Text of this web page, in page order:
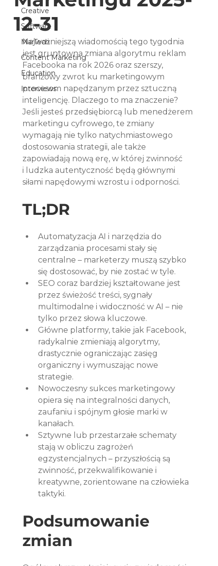
Creative
Software
MarTech
Content Marketing
Education
Interviews
12-31
Najważniejszą wiadomością tego tygodnia
jest gruntowna zmiana algorytmu reklam
Facebooka na rok 2026 oraz szerszy,
branżowy zwrot ku marketingowym
procesom napędzanym przez sztuczną
inteligencję. Dlaczego to ma znaczenie?
Jeśli jesteś przedsiębiorcą lub menedżerem
marketingu cyfrowego, te zmiany
wymagają nie tylko natychmiastowego
dostosowania strategii, ale także
zapowiadają nową erę, w której zwinność
i ludzka autentyczność będą głównymi
siłami napędowymi wzrostu i odporności.
TL;DR
Automatyzacja AI i narzędzia do
zarządzania procesami stały się
centralne – marketerzy muszą szybko
się dostosować, by nie zostać w tyle.
SEO coraz bardziej kształtowane jest
przez świeżość treści, sygnały
multimodalne i widoczność w AI – nie
tylko przez słowa kluczowe.
Główne platformy, takie jak Facebook,
radykalnie zmieniają algorytmy,
drastycznie ograniczając zasięg
organiczny i wymuszając nowe
strategie.
Nowoczesny sukces marketingowy
opiera się na integralności danych,
zaufaniu i spójnym głosie marki w
kanałach.
Sztywne lub przestarzałe schematy
stają w obliczu zagrożeń
egzystencjalnych – przyszłością są
zwinność, przekwalifikowanie i
kreatywne, zorientowane na człowieka
taktyki.
Podsumowanie
zmian